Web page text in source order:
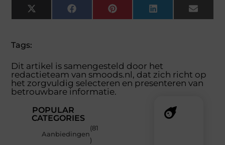
X
(Twitter)
FacebookPinterestLinkedInEmail
Tags:
Dit artikel is samengesteld door het
redactieteam van smoods.nl, dat zich richt op
het zorgvuldig selecteren en presenteren van
betrouwbare informatie.
POPULAR
CATEGORIES
Aanbiedingen
(81
)